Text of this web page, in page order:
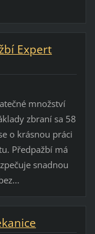
Expert
množství
zbraní sa 58
o krásnou práci
Předpažbí má
snadnou